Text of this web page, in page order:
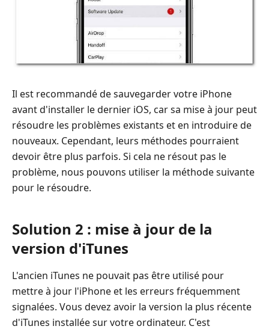
Il est recommandé de sauvegarder votre iPhone
avant d'installer le dernier iOS, car sa mise à jour peut
résoudre les problèmes existants et en introduire de
nouveaux. Cependant, leurs méthodes pourraient
devoir être plus parfois. Si cela ne résout pas le
problème, nous pouvons utiliser la méthode suivante
pour le résoudre.
Solution 2 : mise à jour de la
version d'iTunes
L'ancien iTunes ne pouvait pas être utilisé pour
mettre à jour l'iPhone et les erreurs fréquemment
signalées. Vous devez avoir la version la plus récente
d'iTunes installée sur votre ordinateur. C'est